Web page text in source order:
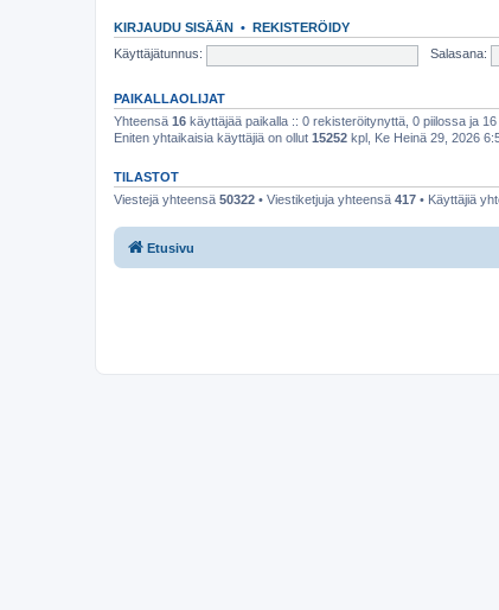
KIRJAUDU SISÄÄN • REKISTERÖIDY
Käyttäjätunnus:
Salasana:
PAIKALLAOLIJAT
Yhteensä 16 käyttäjää paikalla :: 0 rekisteröitynyttä, 0 piilossa ja
Eniten yhtaikaisia käyttäjiä on ollut 15252 kpl, Ke Heinä 29, 2026
TILASTOT
Viestejä yhteensä 50322 • Viestiketjuja yhteensä 417 • Käyttäjiä
Etusivu